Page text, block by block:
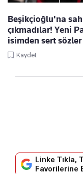
Beşikçioğlu'na
çıkmadılar! Yeni
isimden sert sözler
Kaydet
Linke Tıkla,
Favorilerine